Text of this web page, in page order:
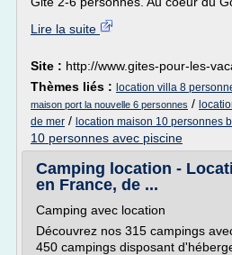
Lire la suite
Site : http://www.gites-pour-les-
Thèmes liés : location villa 8
maison port la nouvelle 6 personnes /
de mer / location maison 10 personnes
10 personnes avec piscine
Camping location -
en France, de ...
Camping avec location
Découvrez nos 315 campings
450 campings disposant